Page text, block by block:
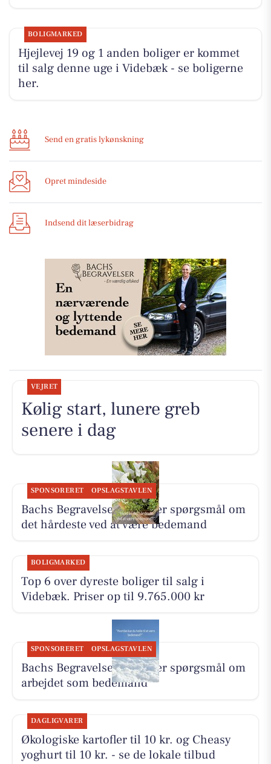
BOLIGMARKED
Hjejlevej 19 og 1 anden boliger er kommet
til salg denne uge i Videbæk - se boligerne
her.
Send en gratis lykønskning
Opret mindeside
Indsend dit læserbidrag
VEJRET
Kølig start, lunere greb
senere i dag
SPONSORERET OPSLAGSTAVLEN
Bachs Begravelser besvarer spørgsmål om
det hårdeste ved at være bedemand
BOLIGMARKED
Top 6 over dyreste boliger til salg i
Videbæk. Priser op til 9.765.000 kr
SPONSORERET OPSLAGSTAVLEN
Bachs Begravelser besvarer spørgsmål om
arbejdet som bedemand
DAGLIGVARER
Økologiske kartofler til 10 kr. og Cheasy
yoghurt til 10 kr. - se de lokale tilbud